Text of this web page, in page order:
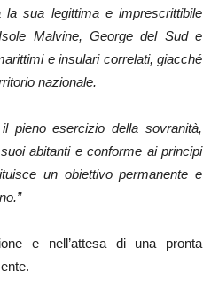
la sua legittima e imprescrittibile
Malvine, George del Sud e
e insulari correlati, giacché
nazionale.
pieno esercizio della sovranità,
abitanti e conforme ai principi
un obiettivo permanente e
e nell’attesa di una pronta